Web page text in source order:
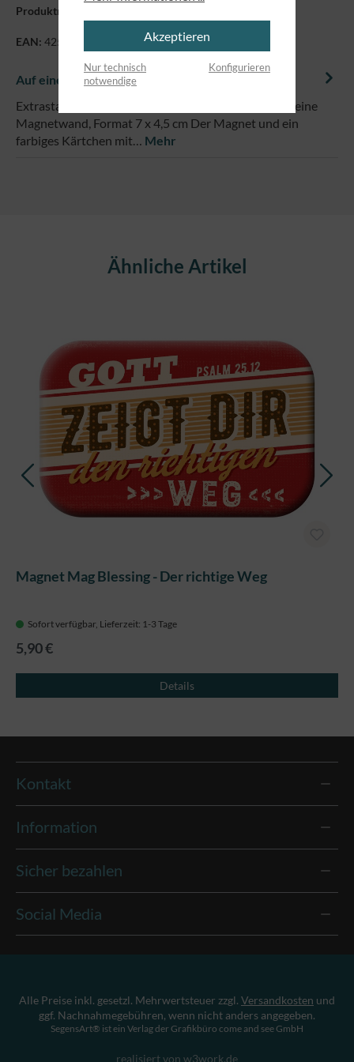
Produktnummer:
EAN: 4250479845565
Auf einem Blick
Extrastarker Magnet für deinen Kühlschrank oder deine
Magnetwand, Format 7 x 4,5 cm Der Magnet und ein
farbiges Kärtchen mit… Mehr
Produktgalerie überspringenÄhnliche Artikel
Magnet Mag Blessing - Der richtige Weg
Sofort verfügbar, Lieferzeit: 1-3 Tage
5,90 €
Details
Kontakt
Information
Sicher bezahlen
Social Media
Alle Preise inkl. gesetzl. Mehrwertsteuer zzgl. Versandkosten und
ggf. Nachnahmegebühren, wenn nicht anders angegeben.
SegensArt® ist ein Verlag der Grafikbüro come and see GmbH
realisiert von w3work.de
Akzeptieren
Nur technisch
notwendige
Konfigurieren